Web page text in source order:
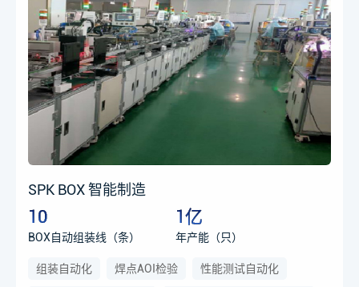
SPK BOX 智能制造
10
BOX自动组装线（条）
1亿
年产能（只）
组装自动化 焊点AOI检验 性能测试自动化